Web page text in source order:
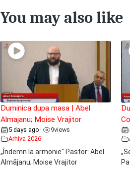
You may also like
Duminica dupa masa | Abel
Almajanu; Moise Vrajitor
5 days ago • 9views
Arhiva 2026
„Îndemn la armonie" Pastor: Abel
Almăjanu; Moise Vrajitor